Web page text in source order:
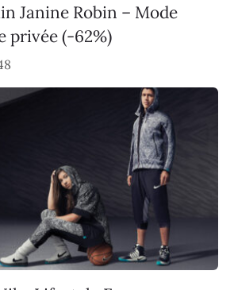
Janine Robin – Mode
privée (-62%)